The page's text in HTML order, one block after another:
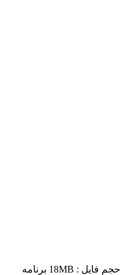
شناسه فایل: #V117 پسوند فایل : jpg- ai- cdr ابعاد :کیفیت ثابت دارد و با توجه به برداری بودن میتوان آنرا در هر ابعادی تغییر سایز داد سیستم رنگی :RGB حجم فایل : 18MB برنامه